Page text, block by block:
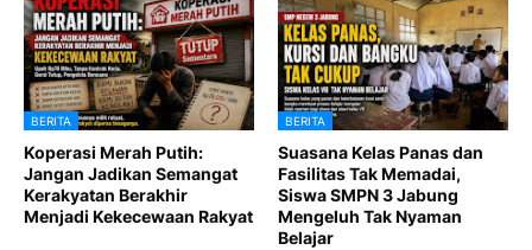
BERITA
Koperasi Merah Putih:
Jangan Jadikan Semangat
Kerakyatan Berakhir
Menjadi Kekecewaan Rakyat
BERITA
Suasana Kelas Panas dan
Fasilitas Tak Memadai,
Siswa SMPN 3 Jabung
Mengeluh Tak Nyaman
Belajar